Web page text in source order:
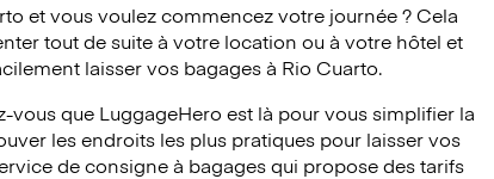
et vous voulez commencez votre journée ? Cela
tout de suite à votre location ou à votre hôtel et
laisser vos bagages à Rio Cuarto.
que LuggageHero est là pour vous simplifier la
les endroits les plus pratiques pour laisser vos
de consigne à bagages qui propose des tarifs